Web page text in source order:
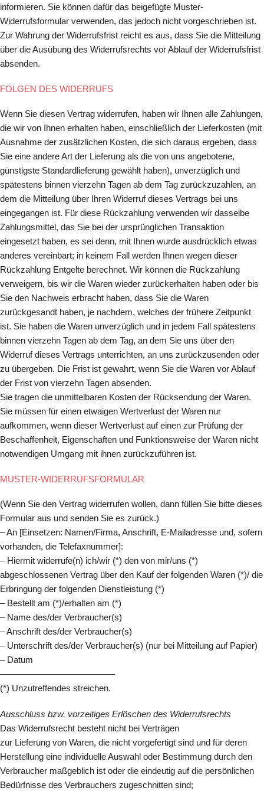
informieren. Sie können dafür das beigefügte Muster-
Widerrufsformular verwenden, das jedoch nicht vorgeschrieben ist.
Zur Wahrung der Widerrufsfrist reicht es aus, dass Sie die Mitteilung
über die Ausübung des Widerrufsrechts vor Ablauf der Widerrufsfrist
absenden.
FOLGEN DES WIDERRUFS
Wenn Sie diesen Vertrag widerrufen, haben wir Ihnen alle Zahlungen,
die wir von Ihnen erhalten haben, einschließlich der Lieferkosten (mit
Ausnahme der zusätzlichen Kosten, die sich daraus ergeben, dass
Sie eine andere Art der Lieferung als die von uns angebotene,
günstigste Standardlieferung gewählt haben), unverzüglich und
spätestens binnen vierzehn Tagen ab dem Tag zurückzuzahlen, an
dem die Mitteilung über Ihren Widerruf dieses Vertrags bei uns
eingegangen ist. Für diese Rückzahlung verwenden wir dasselbe
Zahlungsmittel, das Sie bei der ursprünglichen Transaktion
eingesetzt haben, es sei denn, mit Ihnen wurde ausdrücklich etwas
anderes vereinbart; in keinem Fall werden Ihnen wegen dieser
Rückzahlung Entgelte berechnet. Wir können die Rückzahlung
verweigern, bis wir die Waren wieder zurückerhalten haben oder bis
Sie den Nachweis erbracht haben, dass Sie die Waren
zurückgesandt haben, je nachdem, welches der frühere Zeitpunkt
ist. Sie haben die Waren unverzüglich und in jedem Fall spätestens
binnen vierzehn Tagen ab dem Tag, an dem Sie uns über den
Widerruf dieses Vertrags unterrichten, an uns zurückzusenden oder
zu übergeben. Die Frist ist gewahrt, wenn Sie die Waren vor Ablauf
der Frist von vierzehn Tagen absenden.
Sie tragen die unmittelbaren Kosten der Rücksendung der Waren.
Sie müssen für einen etwaigen Wertverlust der Waren nur
aufkommen, wenn dieser Wertverlust auf einen zur Prüfung der
Beschaffenheit, Eigenschaften und Funktionsweise der Waren nicht
notwendigen Umgang mit ihnen zurückzuführen ist.
MUSTER-WIDERRUFSFORMULAR
(Wenn Sie den Vertrag widerrufen wollen, dann füllen Sie bitte dieses
Formular aus und senden Sie es zurück.)
– An [Einsetzen: Namen/Firma, Anschrift, E-Mailadresse und, sofern
vorhanden, die Telefaxnummer]:
– Hiermit widerrufe(n) ich/wir (*) den von mir/uns (*)
abgeschlossenen Vertrag über den Kauf der folgenden Waren (*)/ die
Erbringung der folgenden Dienstleistung (*)
– Bestellt am (*)/erhalten am (*)
– Name des/der Verbraucher(s)
– Anschrift des/der Verbraucher(s)
– Unterschrift des/der Verbraucher(s) (nur bei Mitteilung auf Papier)
– Datum
—————————————
(*) Unzutreffendes streichen.
Ausschluss bzw. vorzeitiges Erlöschen des Widerrufsrechts
Das Widerrufsrecht besteht nicht bei Verträgen
zur Lieferung von Waren, die nicht vorgefertigt sind und für deren
Herstellung eine individuelle Auswahl oder Bestimmung durch den
Verbraucher maßgeblich ist oder die eindeutig auf die persönlichen
Bedürfnisse des Verbrauchers zugeschnitten sind;